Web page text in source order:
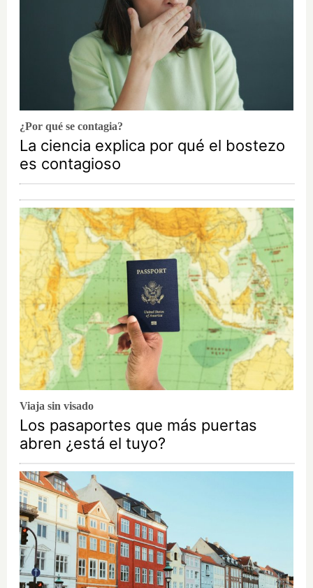
¿Por qué se contagia?
La ciencia explica por qué el bostezo
es contagioso
Viaja sin visado
Los pasaportes que más puertas
abren ¿está el tuyo?